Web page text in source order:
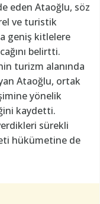
eden Ataoğlu, söz
ve turistik
geniş kitlelere
belirtti.
turizm alanında
Ataoğlu, ortak
yönelik
kaydetti.
sürekli
hükümetine de